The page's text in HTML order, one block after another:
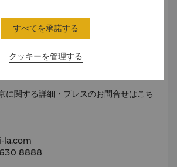
on the Go - Best Travel
Awards, 2014-2015
Opened Hotel's of China, China
に関する詳細・プレスのお問合せはこち
la.com
8888
クッキーを管理する
すべてを承諾する